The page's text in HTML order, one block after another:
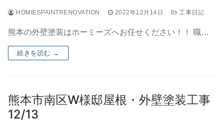
HOMIESPAINTRENOVATION 2022年12月14日 工事日記
熊本の外壁塗装はホーミーズへお任せください！！ 職…
続きを読む →
熊本市南区W様邸屋根・外壁塗装工事
12/13